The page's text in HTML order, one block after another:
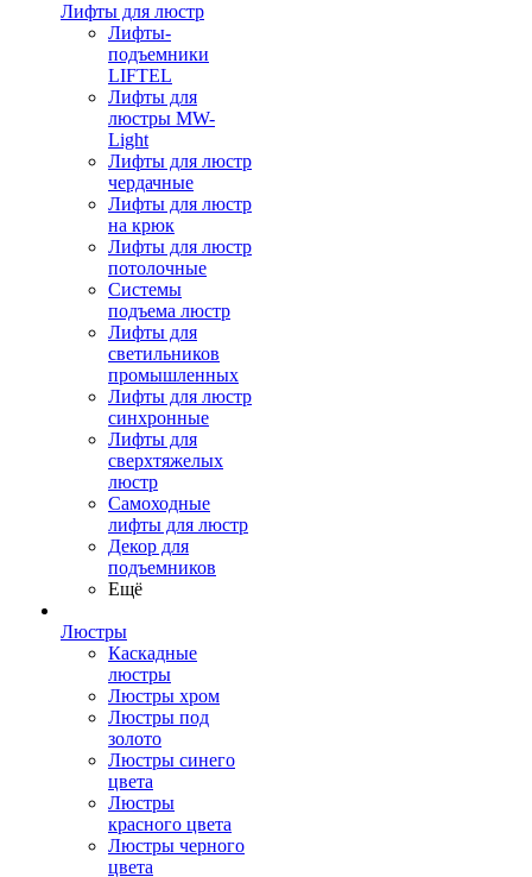
Лифты для люстр
Лифты-
подъемники
LIFTEL
Лифты для
люстры MW-
Light
Лифты для люстр
чердачные
Лифты для люстр
на крюк
Лифты для люстр
потолочные
Системы
подъема люстр
Лифты для
светильников
промышленных
Лифты для люстр
синхронные
Лифты для
сверхтяжелых
люстр
Самоходные
лифты для люстр
Декор для
подъемников
Ещё
Люстры
Каскадные
люстры
Люстры хром
Люстры под
золото
Люстры синего
цвета
Люстры
красного цвета
Люстры черного
цвета